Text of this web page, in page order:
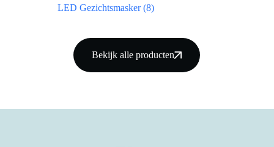
LED Gezichtsmasker(8)
Bekijk alle producten